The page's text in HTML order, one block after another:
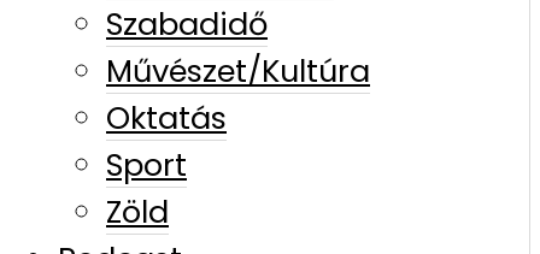
Szabadidő
Művészet/Kultúra
Oktatás
Sport
Zöld